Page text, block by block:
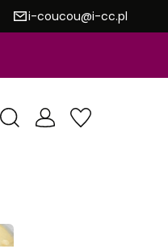
i-coucou@i-cc.pl